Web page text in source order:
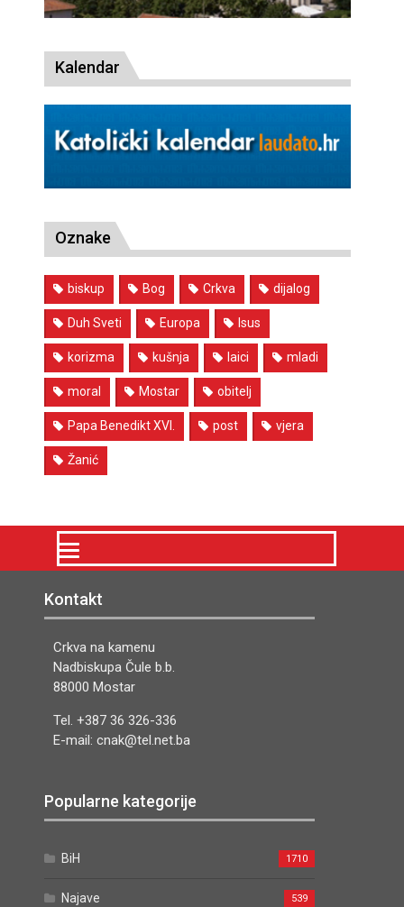
Kalendar
Oznake
biskup Bog Crkva dijalog
Duh Sveti Europa Isus
korizma kušnja laici mladi
moral Mostar obitelj
Papa Benedikt XVI. post vjera
Žanić
Kontakt
Crkva na kamenu
Nadbiskupa Čule b.b.
88000 Mostar
Tel. +387 36 326-336
E-mail: cnak@tel.net.ba
Popularne kategorije
BiH 1710
Najave 539